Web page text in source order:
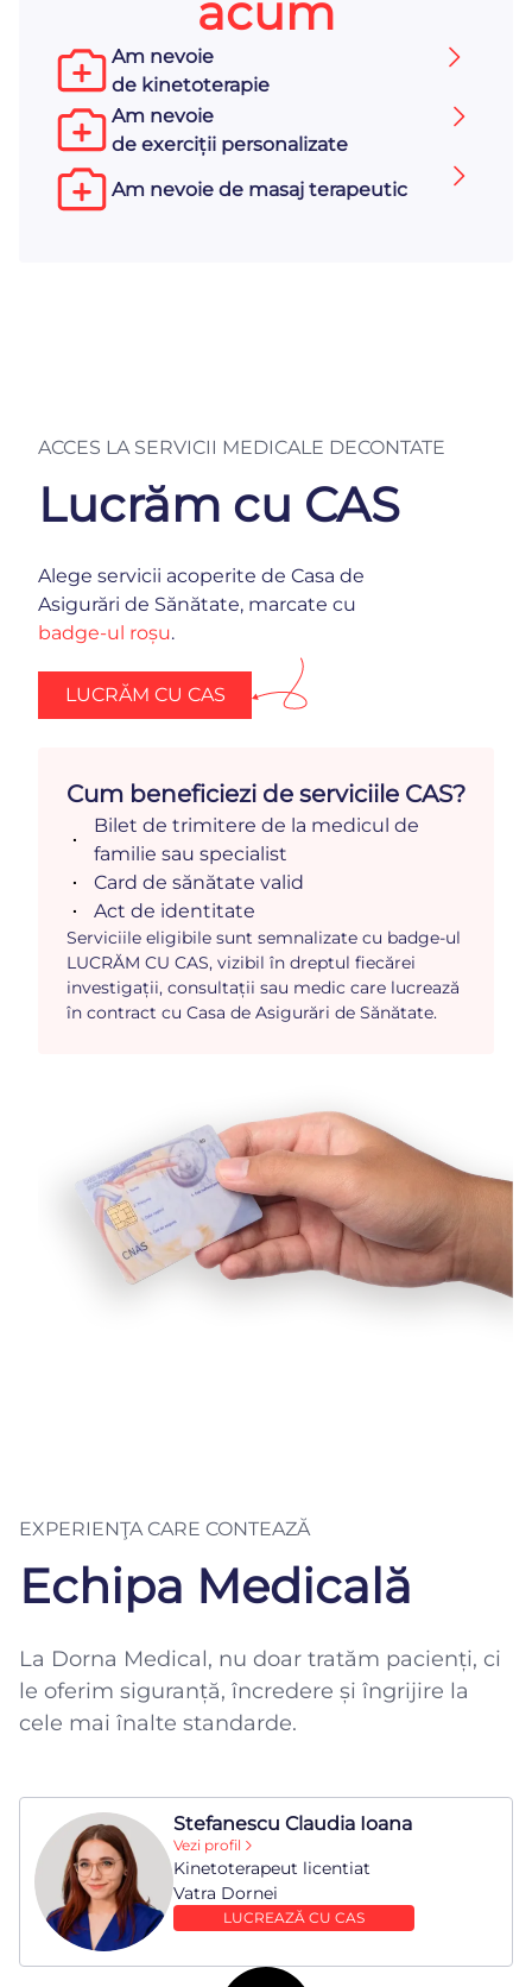
acum
Am nevoie
de kinetoterapie
Am nevoie
de exerciții personalizate
Am nevoie de masaj terapeutic
ACCES LA SERVICII MEDICALE DECONTATE
Lucrăm cu CAS
Alege servicii acoperite de Casa de
Asigurări de Sănătate, marcate cu
badge-ul roșu.
LUCRĂM CU CAS
Cum beneficiezi de serviciile CAS?
Bilet de trimitere de la medicul de
familie sau specialist
Card de sănătate valid
Act de identitate
Serviciile eligibile sunt semnalizate cu badge-ul
LUCRĂM CU CAS, vizibil în dreptul fiecărei
investigații, consultații sau medic care lucrează
în contract cu Casa de Asigurări de Sănătate.
EXPERIENŢA CARE CONTEAZĂ
Echipa Medicală
La Dorna Medical, nu doar tratăm pacienți, ci
le oferim siguranță, încredere și îngrijire la
cele mai înalte standarde.
Stefanescu Claudia Ioana
Vezi profil
Kinetoterapeut licentiat
Vatra Dornei
LUCREAZĂ CU CAS